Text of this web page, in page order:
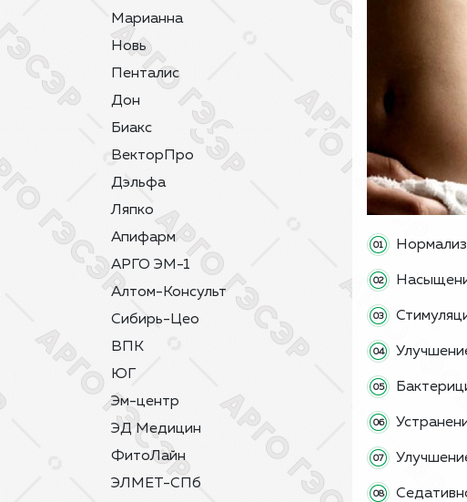
Марианна
Новь
Пенталис
Дон
Биакс
ВекторПро
Дэльфа
Ляпко
Апифарм
АРГО ЭМ-1
Алтом-Консульт
Сибирь-Цео
ВПК
ЮГ
Эм-центр
ЭД Медицин
ФитоЛайн
ЭЛМЕТ-СПб